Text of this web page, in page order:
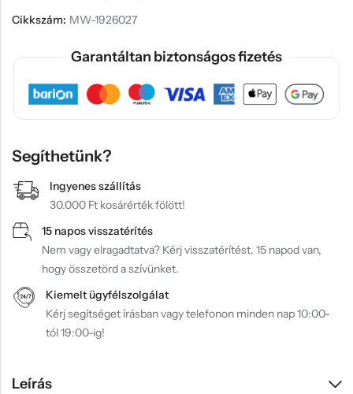
Cikkszám: MW-1926027
Garantáltan biztonságos fizetés
Segíthetünk?
Ingyenes szállítás
30.000 Ft kosárérték fölött!
15 napos visszatérítés
Nem vagy elragadtatva? Kérj visszatérítést. 15 napod van,
hogy összetörd a szívünket.
Kiemelt ügyfélszolgálat
Kérj segítséget írásban vagy telefonon minden nap 10:00-
tól 19:00-ig!
Leírás